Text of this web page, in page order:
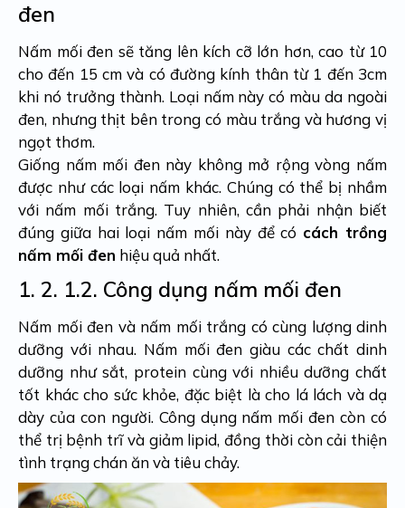
đen
Nấm mối đen sẽ tăng lên kích cỡ lớn hơn, cao từ 10
cho đến 15 cm và có đường kính thân từ 1 đến 3cm
khi nó trưởng thành. Loại nấm này có màu da ngoài
đen, nhưng thịt bên trong có màu trắng và hương vị
ngọt thơm.
Giống nấm mối đen này không mở rộng vòng nấm
được như các loại nấm khác. Chúng có thể bị nhầm
với nấm mối trắng. Tuy nhiên, cần phải nhận biết
đúng giữa hai loại nấm mối này để có cách trồng
nấm mối đen hiệu quả nhất.
1. 2. 1.2. Công dụng nấm mối đen
Nấm mối đen và nấm mối trắng có cùng lượng dinh
dưỡng với nhau. Nấm mối đen giàu các chất dinh
dưỡng như sắt, protein cùng với nhiều dưỡng chất
tốt khác cho sức khỏe, đặc biệt là cho lá lách và dạ
dày của con người. Công dụng nấm mối đen còn có
thể trị bệnh trĩ và giảm lipid, đồng thời còn cải thiện
tình trạng chán ăn và tiêu chảy.